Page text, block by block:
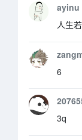
ayinu
人生
6
3q